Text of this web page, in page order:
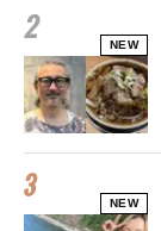
NEW
NEW